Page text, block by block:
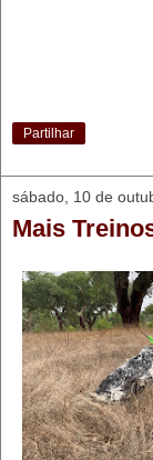
Partilhar
sábado, 10 de
Mais